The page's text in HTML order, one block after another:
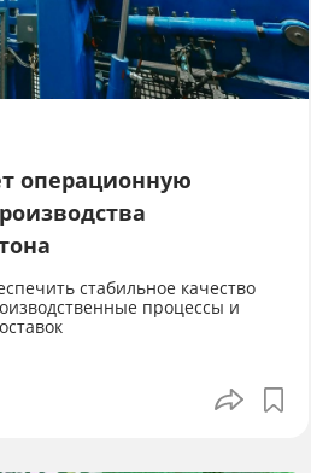
операционную
стабильное качество
процессы и